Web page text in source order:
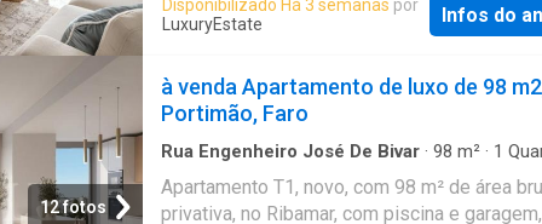
janelas amplas e pátios interiores foram
desenhados para ampliar todas as
natural e oferecendo vistas deslumbrantes.
materiais selecionados visam o máximo
enquanto a estética cuidada de cada espaço
transforma este empreendimento num lugar
para viver, onde o design encontra a
Disponibilizado Há 3 semanas por
LuxuryEstate
Infos do
12 fotos
à venda Apartamento de luxo de 98
Portimão, Faro
Rua Engenheiro José De Bivar · 98 m² · 1
Garagem·Academia·Ar Condicionado
Apartamento T1, novo, com 98 m² de área
privativa, no Ribamar, com piscina e